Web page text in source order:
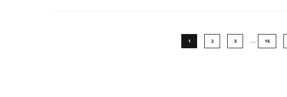
1 2 3 … 16